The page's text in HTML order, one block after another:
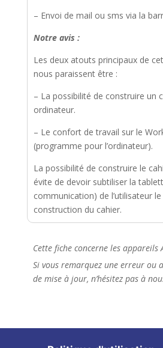
– Envoi de mail ou sms via la
Notre avis :
Les deux atouts principaux de
nous paraissent être :
– La possibilité de construire un
ordinateur.
– Le confort de travail sur le
(programme pour l’ordinateur).
La possibilité de construire le
évite de devoir subtiliser la
communication) de l’utilisateur
construction du cahier.
Cette fiche concerne les appareils
Si vous remarquez une erreur ou
de mise à jour, n’hésitez pas à